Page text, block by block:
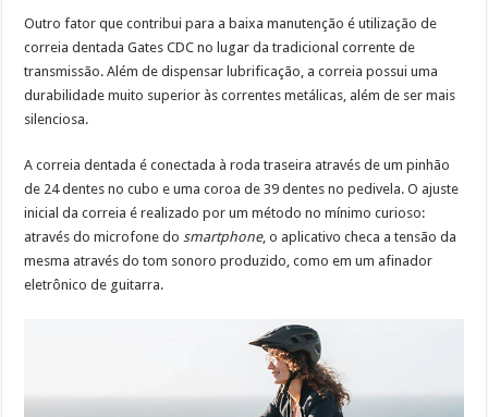
Outro fator que contribui para a baixa manutenção é utilização de
correia dentada Gates CDC no lugar da tradicional corrente de
transmissão. Além de dispensar lubrificação, a correia possui uma
durabilidade muito superior às correntes metálicas, além de ser mais
silenciosa.
A correia dentada é conectada à roda traseira através de um pinhão
de 24 dentes no cubo e uma coroa de 39 dentes no pedivela. O ajuste
inicial da correia é realizado por um método no mínimo curioso:
através do microfone do smartphone, o aplicativo checa a tensão da
mesma através do tom sonoro produzido, como em um afinador
eletrônico de guitarra.